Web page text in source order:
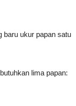
baru ukur papan satu
lima papan: